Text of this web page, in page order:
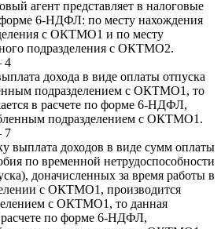
агент представляет в налоговые
форме 6-НДФЛ: по месту нахождения
с ОКТМО1 и по месту
подразделения с ОКТМО2.
4
дохода в виде оплаты отпуска
подразделением с ОКТМО1, то
в расчете по форме 6-НДФЛ,
подразделением с ОКТМО1.
7
выплата доходов в виде сумм оплаты
по временной нетрудоспособности
доначисленных за время работы в
с ОКТМО1, производится
с ОКТМО1, то данная
расчете по форме 6-НДФЛ,